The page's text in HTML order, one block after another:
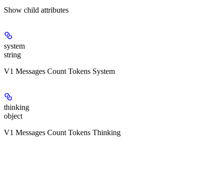
Show child attributes
system
string
V1 Messages Count Tokens System
thinking
object
V1 Messages Count Tokens Thinking